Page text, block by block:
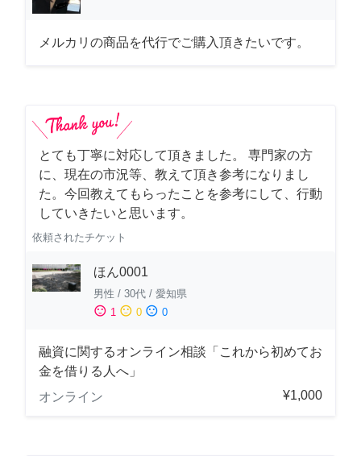
メルカリの商品を代行でご購入頂きたいです。
とても丁寧に対応して頂きました。 専門家の方
に、現在の市況等、教えて頂き参考になりまし
た。今回教えてもらったことを参考にして、行動
していきたいと思います。
依頼されたチケット
ほん0001
男性 / 30代 / 愛知県
sentiment_satisfied 1 sentiment_neutral 0 sentiment_dissatisfied 0
融資に関するオンライン相談「これから初めてお
金を借りる人へ」
オンライン
¥1,000